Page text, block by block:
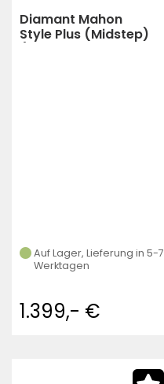
Diamant Mahon
Style Plus (Midstep)
Auf Lager, Lieferung in 5-7
Werktagen
1.399,- €